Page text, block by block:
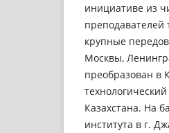
инициативе из
преподавателей
крупные
Москвы,
преобразован в
Казахстана. На
института в г.